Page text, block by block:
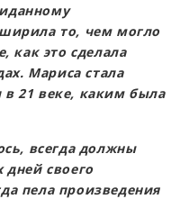
то, чем могло
как это сделала
Мариса стала
21 веке, каким была
всегда должны
дней своего
пела произведения